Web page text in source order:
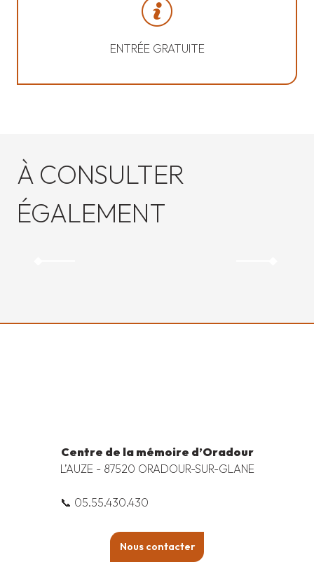
ENTRÉE GRATUITE
À CONSULTER
ÉGALEMENT
Centre de la mémoire d’Oradour
L’AUZE - 87520 ORADOUR-SUR-GLANE
📞 05.55.430.430
Nous contacter